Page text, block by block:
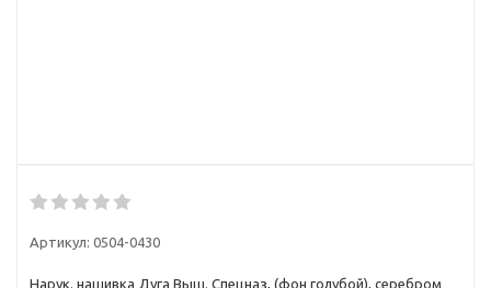
Артикул: 0504-0430
Нарук. нашивка Дуга Выш. Спецназ, (фон голубой), серебром